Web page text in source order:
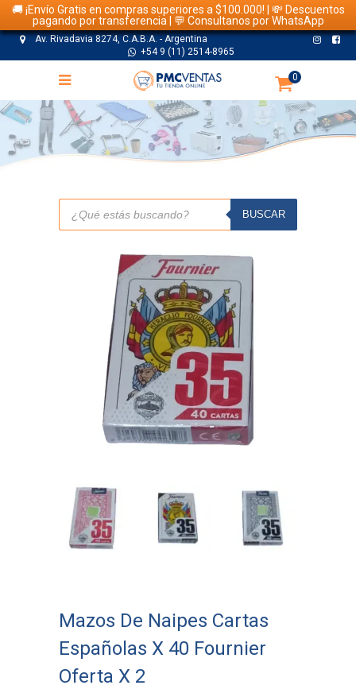
🚚 ¡Envío Gratis en compras superiores a $100.000! | 💸 Descuentos
pagando por transferencia | 💬 Consultanos por WhatsApp
Av. Rivadavia 8274, C.A.B.A. - Argentina
+54 9 (11) 2514-8965
0
TIENDA
Búsqueda
productos
BUSCAR
Mazos De Naipes Cartas
Españolas X 40 Fournier
Oferta X 2